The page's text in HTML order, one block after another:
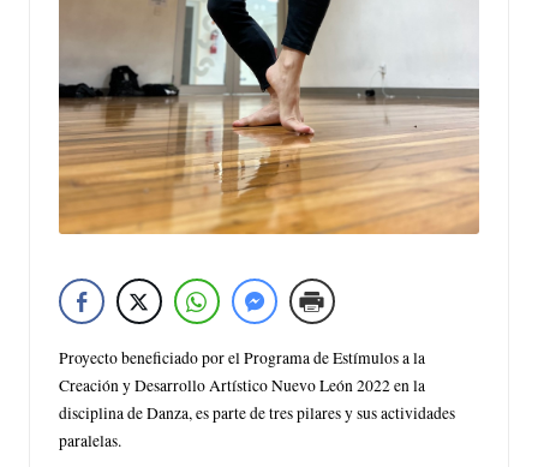
Proyecto beneficiado por el Programa de Estímulos a la
Creación y Desarrollo Artístico Nuevo León 2022 en la
disciplina de Danza, es parte de tres pilares y sus actividades
paralelas.